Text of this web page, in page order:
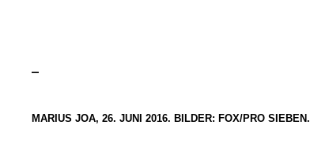
–
MARIUS JOA, 26. JUNI 2016. BILDER: FOX/PRO SIEBEN.